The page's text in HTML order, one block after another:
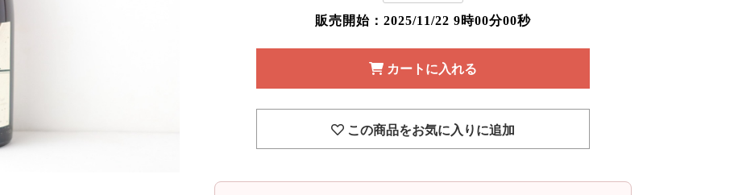
販売開始：2025/11/22 9時00分00秒
カートに入れる
この商品をお気に入りに追加